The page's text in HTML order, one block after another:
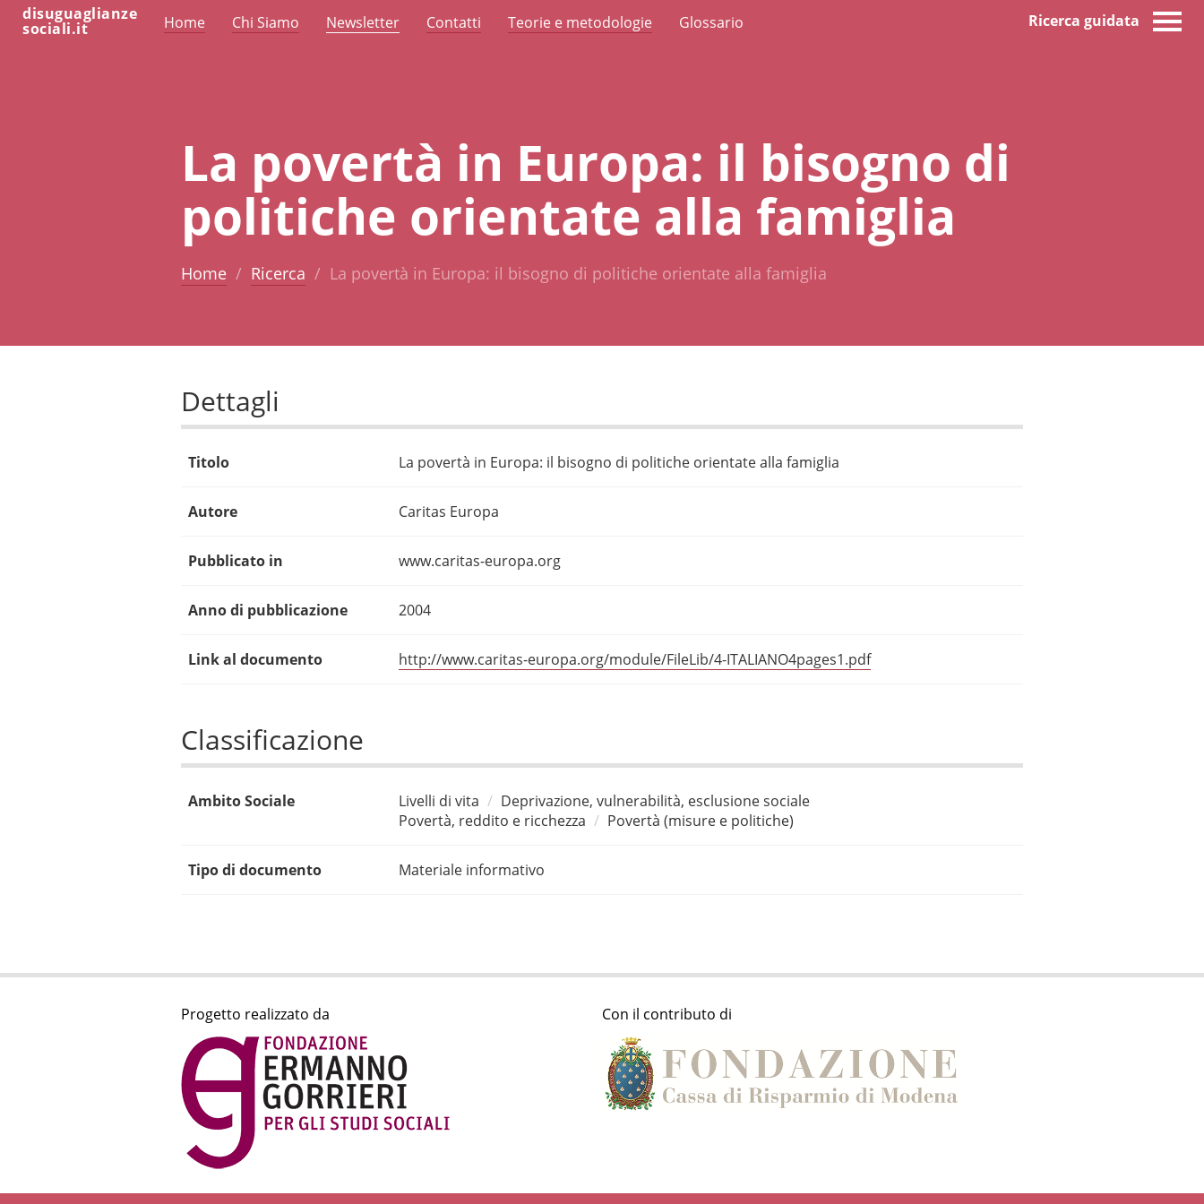
disuguaglianze
sociali.it Home Chi Siamo Newsletter Contatti Teorie e metodologie Glossario Ricerca guidata
La povertà in Europa: il bisogno di
politiche orientate alla famiglia
Home Ricerca La povertà in Europa: il bisogno di politiche orientate alla famiglia
Dettagli
Titolo La povertà in Europa: il bisogno di politiche orientate alla famiglia
Autore Caritas Europa
Pubblicato in www.caritas-europa.org
Anno di pubblicazione 2004
Link al documento http://www.caritas-europa.org/module/FileLib/4-ITALIANO4pages1.pdf
Classificazione
Ambito Sociale Livelli di vita
Deprivazione, vulnerabilità, esclusione sociale
Povertà, reddito e ricchezza
Povertà (misure e politiche)
Tipo di documento Materiale informativo
Progetto realizzato da Con il contributo di